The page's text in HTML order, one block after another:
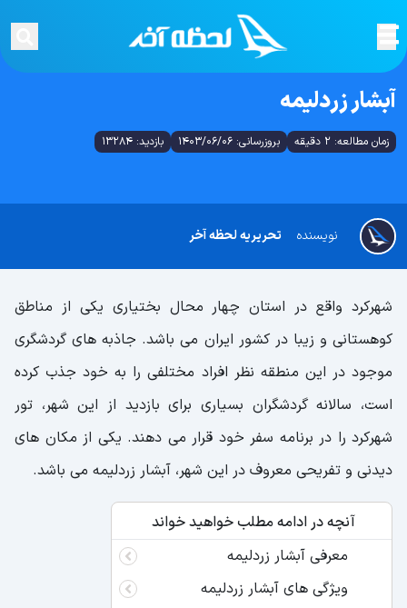
آبشار زردلیمه
زمان مطالعه: 2 دقیقه بروزرسانی: 1403/06/06 بازدید: 13284
تحریریه لحظه آخر نویسنده
شهرکرد واقع در استان چهار محال بختیاری یکی از مناطق
کوهستانی و زیبا در کشور ایران می باشد. جاذبه های گردشگری
موجود در این منطقه نظر افراد مختلفی را به خود جذب کرده
است، سالانه گردشگران بسیاری برای بازدید از این شهر، تور
شهرکرد را در برنامه سفر خود قرار می دهند. یکی از مکان های
دیدنی و تفریحی معروف در این شهر، آبشار زردلیمه می باشد.
آنچه در ادامه مطلب خواهید خواند
معرفی آبشار زردلیمه
ویژگی های آبشار زردلیمه